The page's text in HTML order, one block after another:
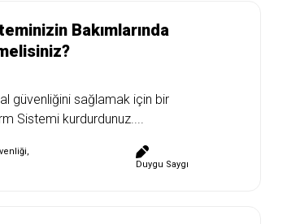
Bakımlarında
güvenliğini sağlamak için bir
Sistemi kurdurdunuz....
,
Duygu Saygı